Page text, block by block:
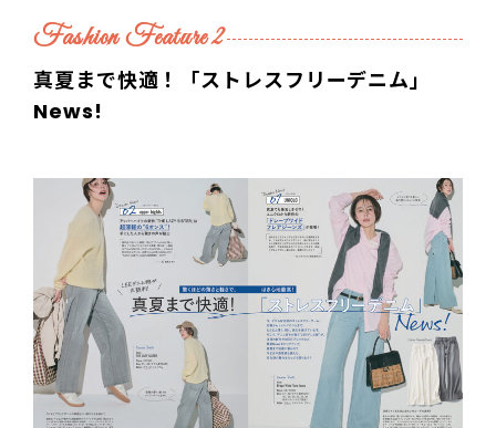
Fashion Feature 2
真夏まで快適！「ストレスフリーデニム」
News!